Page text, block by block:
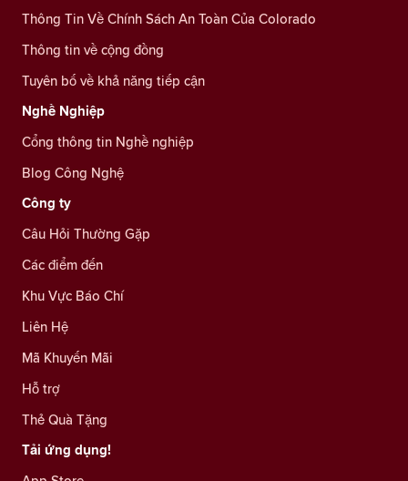
Thông Tin Về Chính Sách An Toàn Của Colorado
Thông tin về cộng đồng
Tuyên bố về khả năng tiếp cận
Nghề Nghiệp
Cổng thông tin Nghề nghiệp
Blog Công Nghệ
Công ty
Câu Hỏi Thường Gặp
Các điểm đến
Khu Vực Báo Chí
Liên Hệ
Mã Khuyến Mãi
Hỗ trợ
Thẻ Quà Tặng
Tải ứng dụng!